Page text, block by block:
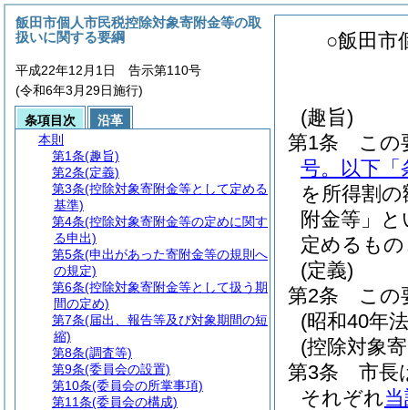
○飯田市
(趣旨)
第1条
この
号。以下「
を所得割
附金等」
定めるも
(定義)
第2条
この
(昭和40年
(控除対象
第3条
市長
それぞれ
飯田市個人市民税控除対象寄附金等の取
扱いに関する要綱
平成22年12月1日 告示第110号
(令和6年3月29日施行)
条項目次
沿革
本則
第1条(趣旨)
第2条(定義)
第3条(控除対象寄附金等として定める
基準)
第4条(控除対象寄附金等の定めに関す
る申出)
第5条(申出があった寄附金等の規則へ
の規定)
第6条(控除対象寄附金等として扱う期
間の定め)
第7条(届出、報告等及び対象期間の短
縮)
第8条(調査等)
第9条(委員会の設置)
第10条(委員会の所掌事項)
第11条(委員会の構成)